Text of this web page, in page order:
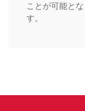
ことが可能と
す。